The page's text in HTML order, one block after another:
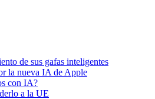
de sus gafas inteligentes
la nueva IA de Apple
con IA?
a la UE